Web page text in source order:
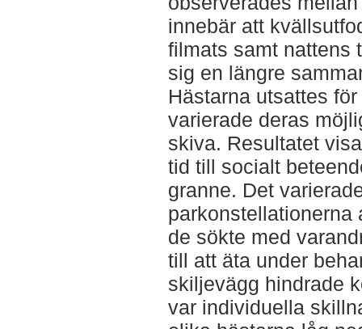
innebär att
filmats samt nattens
sig en längre
Hästarna utsattes
varierade deras
skiva. Resultatet
tid till socialt
granne. Det
parkonstellationerna
de sökte med
till att äta under
skiljevägg hindrade
var individuella